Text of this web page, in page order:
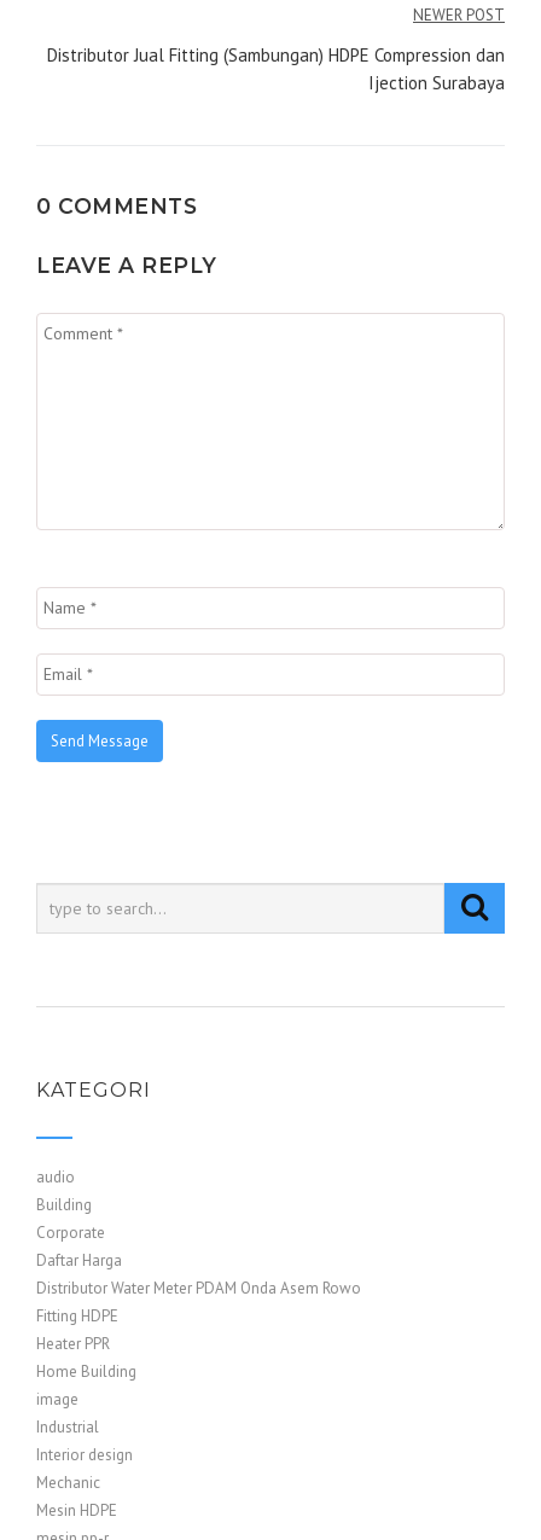
NEWER POST
Distributor Jual Fitting (Sambungan) HDPE Compression dan
Ijection Surabaya
0 COMMENTS
LEAVE A REPLY
KATEGORI
audio
Building
Corporate
Daftar Harga
Distributor Water Meter PDAM Onda Asem Rowo
Fitting HDPE
Heater PPR
Home Building
image
Industrial
Interior design
Mechanic
Mesin HDPE